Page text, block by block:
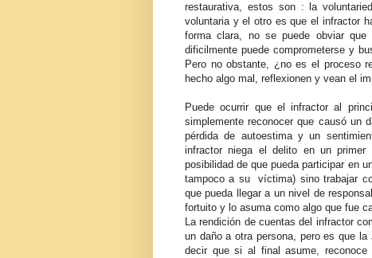
restaurativa, estos son : la
voluntaria y el otro es que el infractor
forma clara, no se puede obviar
dificilmente puede comprometerse y
Pero no obstante, ¿no es el proceso
hecho algo mal, reflexionen y vean el
Puede ocurrir que el infractor al
simplemente reconocer que causó un
pérdida de autoestima y un
infractor niega el delito en un
posibilidad de que pueda participar en
tampoco a su víctima) sino trabajar
que pueda llegar a un nivel de
fortuito y lo asuma como algo que fue
La rendición de cuentas del infractor
un daño a otra persona, pero es que
decir que si al final asume,